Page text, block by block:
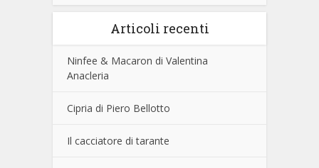
Articoli recenti
Ninfee & Macaron di Valentina
Anacleria
Cipria di Piero Bellotto
Il cacciatore di tarante